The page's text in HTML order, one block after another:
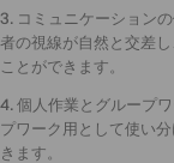
3. コミュニケーション
者の視線が自然と交差
ことができます。
4. 個人作業とグループ
プワーク用として使い
きます。